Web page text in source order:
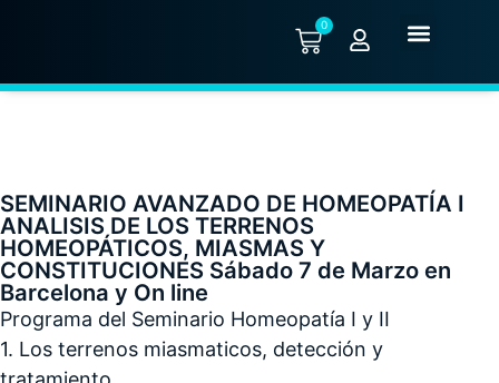
0
SEMINARIO AVANZADO DE HOMEOPATÍA I
ANALISIS DE LOS TERRENOS
HOMEOPÁTICOS, MIASMAS Y
CONSTITUCIONES Sábado 7 de Marzo en
Barcelona y On line
Programa del Seminario Homeopatía I y II
1. Los terrenos miasmaticos, detección y